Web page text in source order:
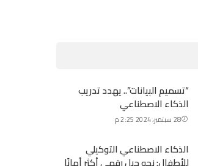
“تسميم البيانات”.. يهدد تدريب
الذكاء الاصطناعي
28 سبتمبر، 2024 2:25 م
الذكاء الاصطناعي التوكيلي